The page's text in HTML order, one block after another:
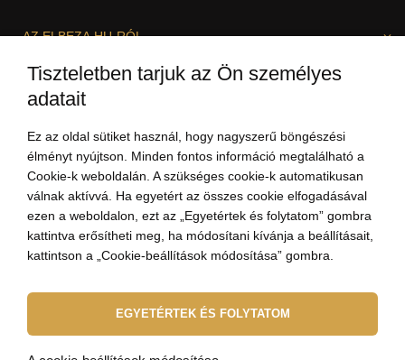
AZ ELBEZA.HU-RÓL
(8:00-19:00)
szia@elbeza.hu
Tiszteletben tarjuk az Ön személyes
adatait
Ez az oldal sütiket használ, hogy nagyszerű böngészési
élményt nyújtson. Minden fontos információ megtalálható a
Cookie-k weboldalán. A szükséges cookie-k automatikusan
válnak aktívvá. Ha egyetért az összes cookie elfogadásával
ezen a weboldalon, ezt az „Egyetértek és folytatom” gombra
kattintva erősítheti meg, ha módosítani kívánja a beállításait,
kattintson a „Cookie-beállítások módosítása” gombra.
EGYETÉRTEK ÉS FOLYTATOM